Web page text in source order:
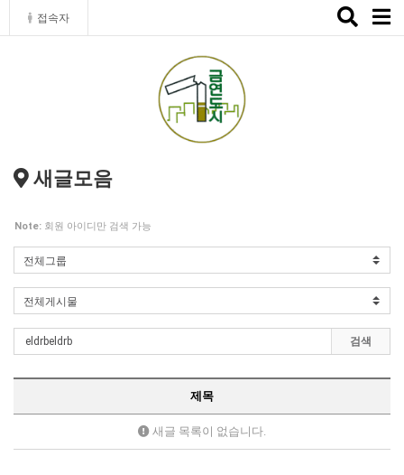
접속자
Toggle
새글모음
Note: 회원 아이디만 검색 가능
검색
제목
새글 목록이 없습니다.